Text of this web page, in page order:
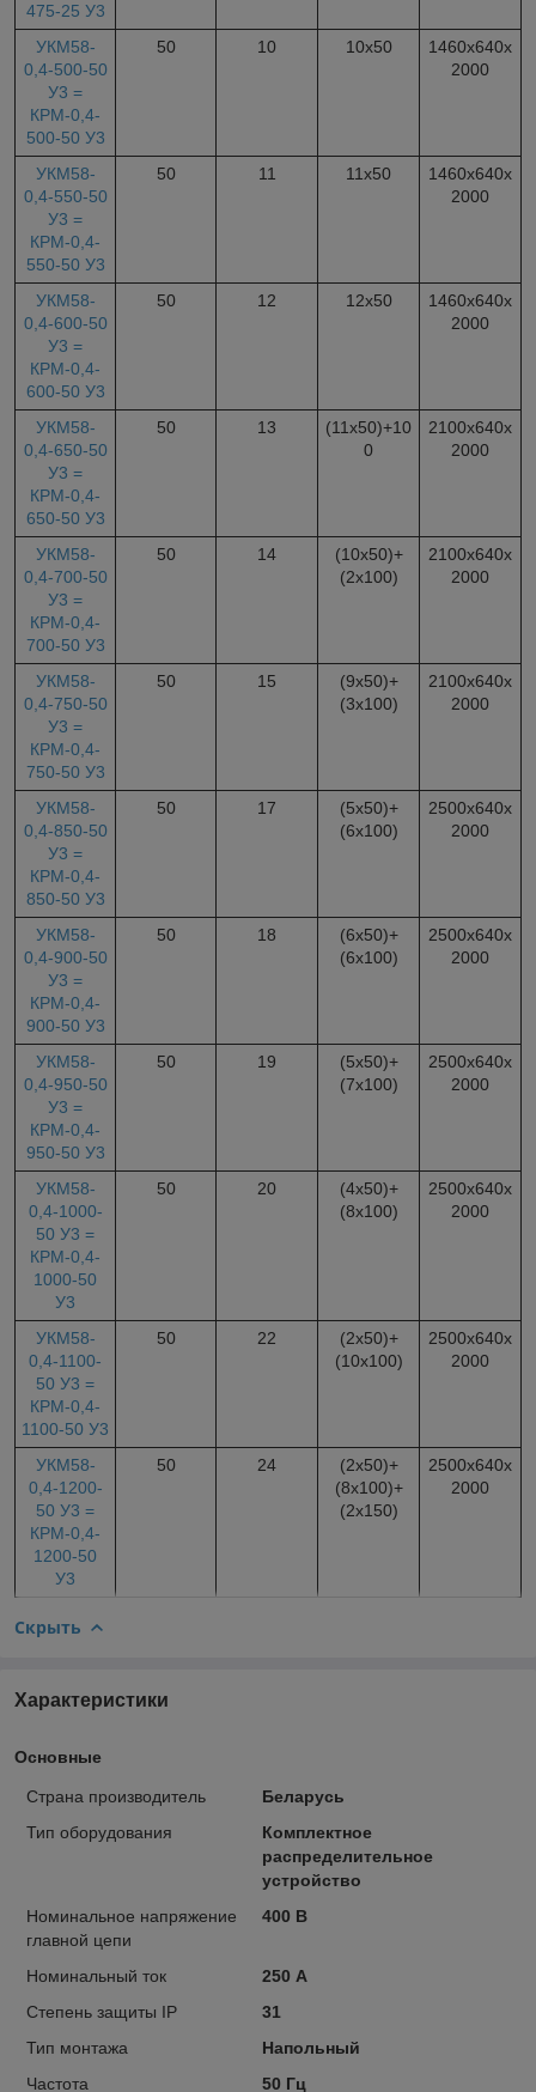
475-25 У3
УКМ58-
0,4-500-50
У3 =
КРМ-0,4-
500-50 У3
50 10 10х50
1460х640х
2000
УКМ58-
0,4-550-50
У3 =
КРМ-0,4-
550-50 У3
50 11 11х50
1460х640х
2000
УКМ58-
0,4-600-50
У3 =
КРМ-0,4-
600-50 У3
50 12 12х50
1460х640х
2000
УКМ58-
0,4-650-50
У3 =
КРМ-0,4-
650-50 У3
50 13
(11х50)+10
0
2100х640х
2000
УКМ58-
0,4-700-50
У3 =
КРМ-0,4-
700-50 У3
50 14
(10х50)+
(2х100)
2100х640х
2000
УКМ58-
0,4-750-50
У3 =
КРМ-0,4-
750-50 У3
50 15
(9х50)+
(3х100)
2100х640х
2000
УКМ58-
0,4-850-50
У3 =
КРМ-0,4-
850-50 У3
50 17
(5х50)+
(6х100)
2500х640х
2000
УКМ58-
0,4-900-50
У3 =
КРМ-0,4-
900-50 У3
50 18
(6х50)+
(6х100)
2500х640х
2000
УКМ58-
0,4-950-50
У3 =
КРМ-0,4-
950-50 У3
50 19
(5х50)+
(7х100)
2500х640х
2000
УКМ58-
0,4-1000-
50 У3 =
КРМ-0,4-
1000-50
У3
50 20
(4х50)+
(8х100)
2500х640х
2000
УКМ58-
0,4-1100-
50 У3 =
КРМ-0,4-
1100-50 У3
50 22
(2х50)+
(10х100)
2500х640х
2000
УКМ58-
0,4-1200-
50 У3 =
КРМ-0,4-
1200-50
У3
50 24
(2х50)+
(8х100)+
(2х150)
2500х640х
2000
Скрыть
Характеристики
Основные
Страна производитель
Беларусь
Тип оборудования
Комплектное
распределительное
устройство
Номинальное напряжение
главной цепи
400 В
Номинальный ток
250 А
Степень защиты IP
31
Тип монтажа
Напольный
Частота
50 Гц